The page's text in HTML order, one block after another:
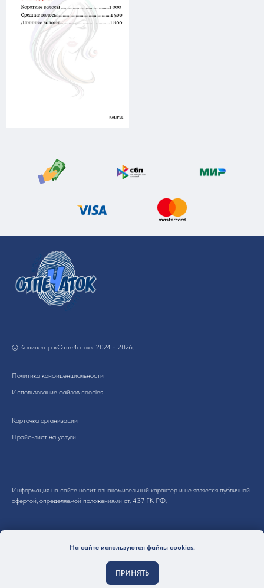
© Копицентр «Отпе4аток» 2024 - 2026.
Политика конфиденциальности
Использование файлов coocies
Карточка организации
Прайс-лист на услуги
Информация на сайте носит ознакомительный характер и не является публичной
офертой, определяемой положениями ст. 437 ГК РФ.
Все цены на сайте указаны с ознакомительной целью и не являются
окончательными. Точную стоимость уточняйте у наших менеджеров.
На сайте используются файлы cookies.
ПРИНЯТЬ